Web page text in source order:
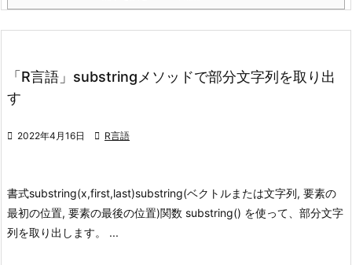
「R言語」substringメソッドで部分文字列を取り出
す
 2022年4月16日  R言語
書式substring(x,first,last)substring(ベクトルまたは文字列, 要素の
最初の位置, 要素の最後の位置)関数 substring() を使って、部分文字
列を取り出します。 ...